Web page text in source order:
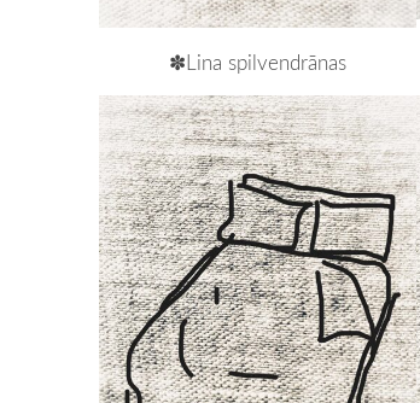
✽Lina spilvendrānas